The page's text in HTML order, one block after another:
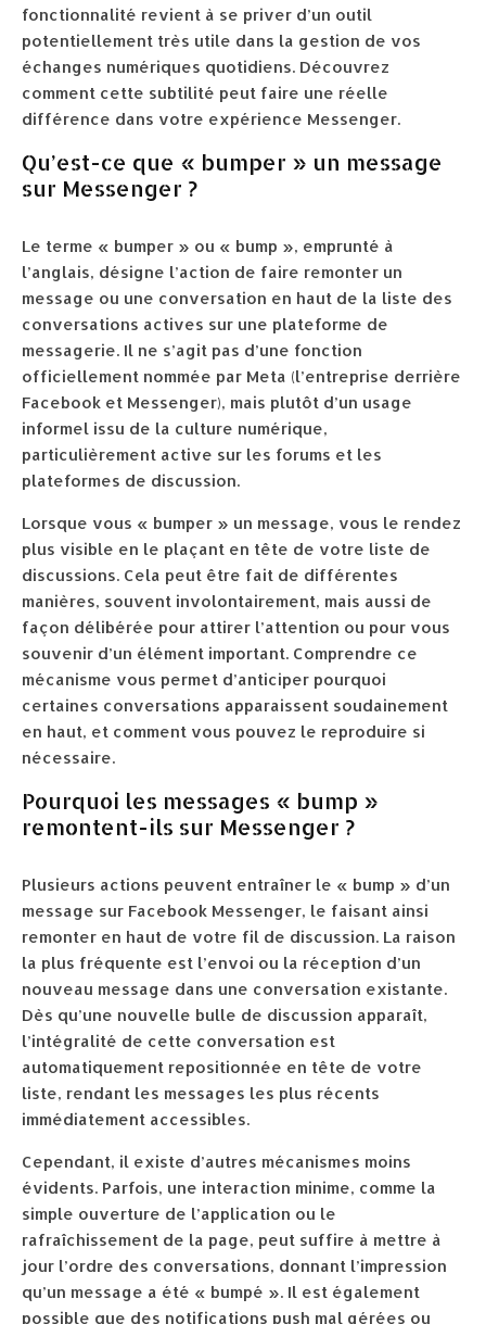
fonctionnalité revient à se priver d’un outil
potentiellement très utile dans la gestion de vos
échanges numériques quotidiens. Découvrez
comment cette subtilité peut faire une réelle
différence dans votre expérience Messenger.
Qu’est-ce que « bumper » un message
sur Messenger ?
Le terme « bumper » ou « bump », emprunté à
l’anglais, désigne l’action de faire remonter un
message ou une conversation en haut de la liste des
conversations actives sur une plateforme de
messagerie. Il ne s’agit pas d’une fonction
officiellement nommée par Meta (l’entreprise derrière
Facebook et Messenger), mais plutôt d’un usage
informel issu de la culture numérique,
particulièrement active sur les forums et les
plateformes de discussion.
Lorsque vous « bumper » un message, vous le rendez
plus visible en le plaçant en tête de votre liste de
discussions. Cela peut être fait de différentes
manières, souvent involontairement, mais aussi de
façon délibérée pour attirer l’attention ou pour vous
souvenir d’un élément important. Comprendre ce
mécanisme vous permet d’anticiper pourquoi
certaines conversations apparaissent soudainement
en haut, et comment vous pouvez le reproduire si
nécessaire.
Pourquoi les messages « bump »
remontent-ils sur Messenger ?
Plusieurs actions peuvent entraîner le « bump » d’un
message sur Facebook Messenger, le faisant ainsi
remonter en haut de votre fil de discussion. La raison
la plus fréquente est l’envoi ou la réception d’un
nouveau message dans une conversation existante.
Dès qu’une nouvelle bulle de discussion apparaît,
l’intégralité de cette conversation est
automatiquement repositionnée en tête de votre
liste, rendant les messages les plus récents
immédiatement accessibles.
Cependant, il existe d’autres mécanismes moins
évidents. Parfois, une interaction minime, comme la
simple ouverture de l’application ou le
rafraîchissement de la page, peut suffire à mettre à
jour l’ordre des conversations, donnant l’impression
qu’un message a été « bumpé ». Il est également
possible que des notifications push mal gérées ou